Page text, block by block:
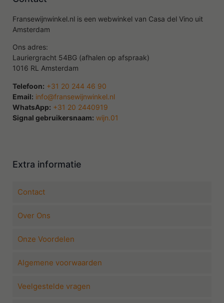
Fransewijnwinkel.nl is een webwinkel van Casa del Vino uit
Amsterdam
Ons adres:
Lauriergracht 54BG (afhalen op afspraak)
1016 RL Amsterdam
Telefoon: +31 20 244 46 90
Email: info@fransewijnwinkel.nl
WhatsApp: +31 20 2440919
Signal gebruikersnaam: wijn.01
Extra informatie
Contact
Over Ons
Onze Voordelen
Algemene voorwaarden
Veelgestelde vragen